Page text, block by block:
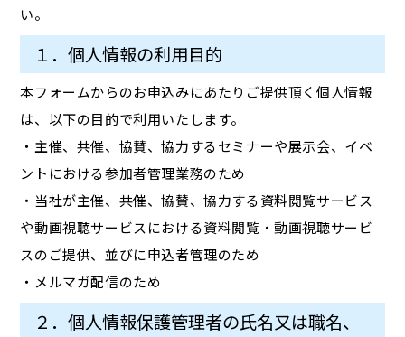
い。
１．個人情報の利用目的
本フォームからのお申込みにあたりご提供頂く個人情報
は、以下の目的で利用いたします。
・主催、共催、協賛、協力するセミナーや展示会、イベ
ントにおける参加者管理業務のため
・当社が主催、共催、協賛、協力する資料閲覧サービス
や動画視聴サービスにおける資料閲覧・動画視聴サービ
スのご提供、並びに申込者管理のため
・メルマガ配信のため
２．個人情報保護管理者の氏名又は職名、